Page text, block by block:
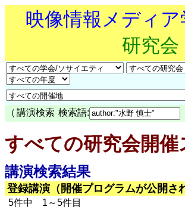
映像情報メディ
研究会
（ 講演検索 検索語:
すべての研究会開
講演検索結果
登録講演（開催プログラムが公開さ
5件中 1～5件目